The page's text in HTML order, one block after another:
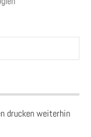
drucken weiterhin